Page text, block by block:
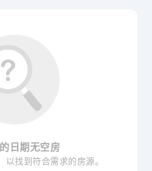
日期无空房
以找到符合需求的房源。